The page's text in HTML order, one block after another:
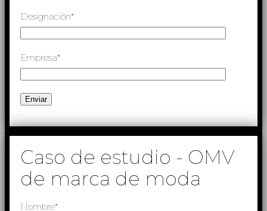
Designación*
Empresa*
Caso de estudio - OMV
de marca de moda
Nombre*